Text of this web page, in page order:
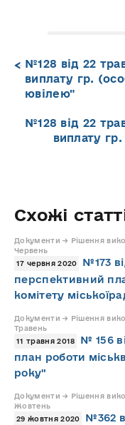
№128 від 22
виплату гр.
ювілею"
№128 від 22
виплату
Схожі
Документи → Рішення
Червень
17 червня 2020
№173
перспективний
комітету
Документи → Рішення
Травень
11 травня 2018
№ 156
план роботи
року"
Документи → Рішення
Жовтень
29 жовтня 2020
№362